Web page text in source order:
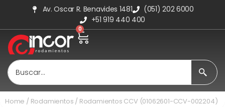
Av. Oscar R. Benavides 1481
(051) 202 6000
+51 919 440 400
0
Home / Rodamientos / Rodamientos CCV (01062601-CCV-002204)